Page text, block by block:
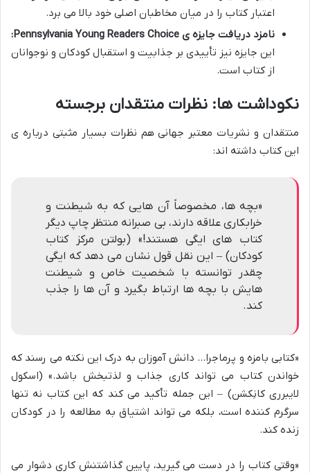
اعتبار کتاب را در میان مخاطبان اصلی خود بالا می برد.
نامزد دریافت جایزه ی Pennsylvania Young Readers Choice:
این جایزه نیز تأییدی بر جذابیت و استقبال کودکان و نوجوانان
از کتاب است.
نکوداشت ها: نظرات منتقدان برجسته
منتقدان و نشریات معتبر جهانی هم نظرات بسیار مثبتی درباره ی
این کتاب داشته اند:
«بچه ها، مخصوصاً آن هایی که به شیطنت و
خرابکاری علاقه دارند، بی صبرانه منتظر چاپ دیگر
کتاب های ایگی هستند!» (بولتن مرکز کتاب
کودکان) – این نقل قول نشان می دهد که ایگی
چقدر توانسته با شخصیت خاص و شیطنت
هایش با بچه ها ارتباط بگیرد و آن ها را جذب
کند.
«کتابی بامزه و پرماجرا… دانش آموزان به درک این نکته می رسند که
خواندن کتاب می تواند کاری جذاب و لذتبخش باشد.» (اسکول
لایبرری کانِکشن) – این جمله تأکید می کند که این کتاب نه تنها
سرگرم کننده است، بلکه می تواند اشتیاق به مطالعه را در کودکان
زنده کند.
«وقتی کتاب را در دست می گیرید، پایین گذاشتنش کاری دشوار می